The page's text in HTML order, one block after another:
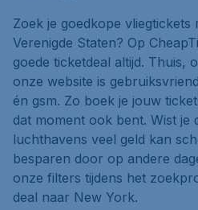
Zoek je goedkope
Verenigde Staten? Op
goede ticketdeal altijd. Thuis,
onze website is
én gsm. Zo boek je jouw
dat moment ook bent. Wist je
luchthavens veel geld kan
besparen door op andere
onze filters tijdens het
deal naar New York.